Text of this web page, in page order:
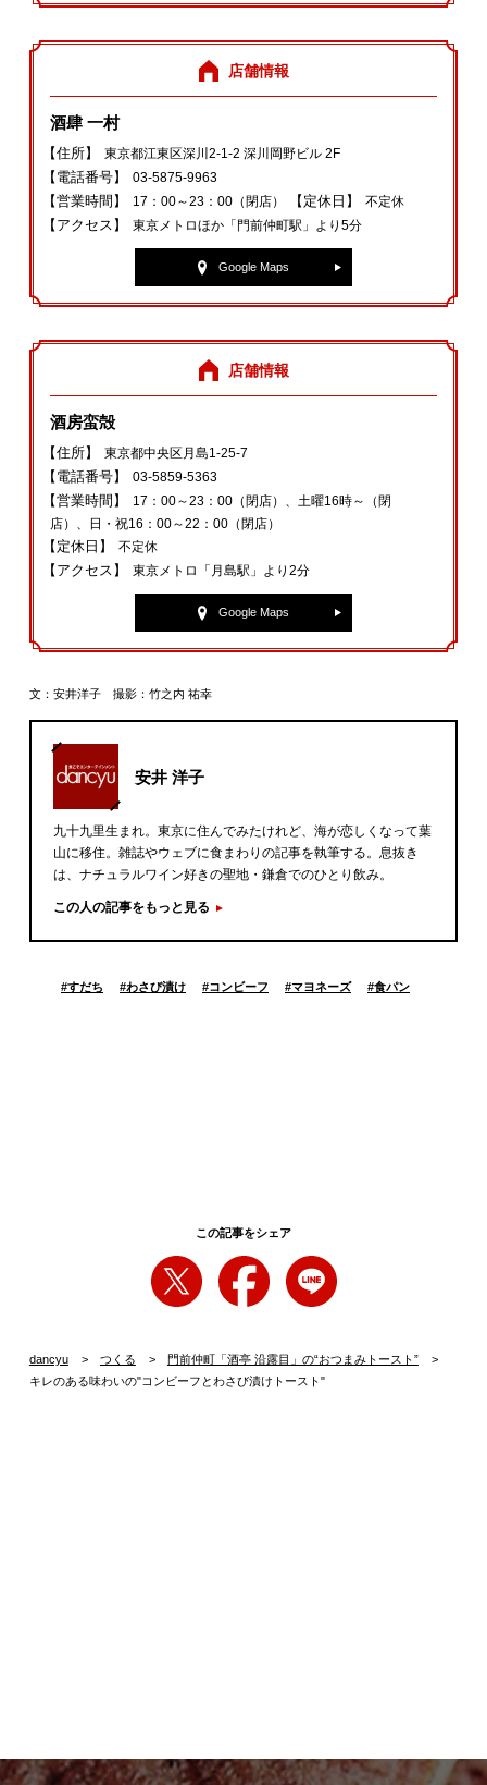
店舗情報
酒肆 一村
【住所】 東京都江東区深川2‐1‐2 深川岡野ビル 2F
【電話番号】 03‐5875‐9963
【営業時間】 17：00～23：00（閉店） 【定休日】 不定休
【アクセス】 東京メトロほか「門前仲町駅」より5分
Google Maps
店舗情報
酒房蛮殻
【住所】 東京都中央区月島1‐25‐7
【電話番号】 03‐5859‐5363
【営業時間】
17：00～23：00（閉店）、土曜16時～（閉
店）、日・祝16：00～22：00（閉店）
【定休日】 不定休
【アクセス】 東京メトロ「月島駅」より2分
Google Maps
文：安井洋子 撮影：竹之内 祐幸
安井 洋子
九十九里生まれ。東京に住んでみたけれど、海が恋しくなって葉
山に移住。雑誌やウェブに食まわりの記事を執筆する。息抜き
は、ナチュラルワイン好きの聖地・鎌倉でのひとり飲み。
この人の記事をもっと見る
#すだち #わさび漬け #コンビーフ #マヨネーズ #食パン
この記事をシェア
dancyu つくる
門前仲町「酒亭 沿露目」の“おつまみトースト”
キレのある味わいの"コンビーフとわさび漬けトースト"